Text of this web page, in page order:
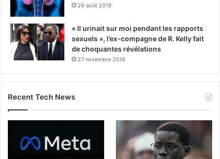
26 août 2019
« Il urinait sur moi pendant les rapports
sexuels », l’ex-compagne de R. Kelly fait
de choquantes révélations
27 novembre 2019
Recent Tech News